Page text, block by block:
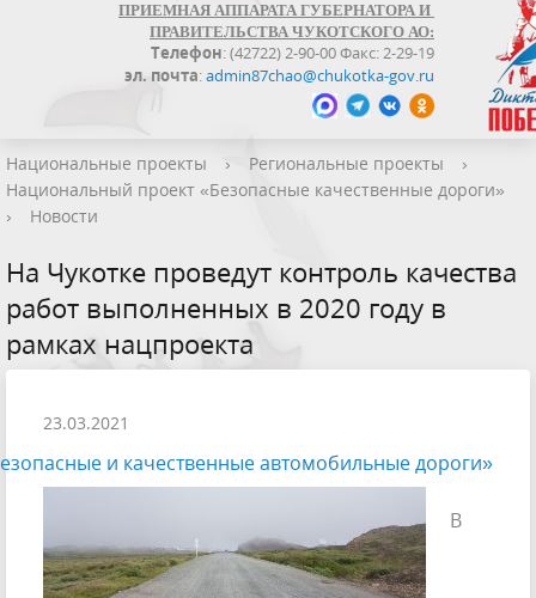
ПРИЕМНАЯ АППАРАТА ГУБЕРНАТОРА И
ПРАВИТЕЛЬСТВА ЧУКОТСКОГО АО:
Телефон: (42722) 2-90-00 Факс: 2-29-19
эл. почта:admin87chao@chukotka-gov.ru
Национальные проекты › Региональные проекты
›
Национальный проект «Безопасные качественные дороги»
›
Новости
На Чукотке проведут контроль качества
работ выполненных в 2020 году в
рамках нацпроекта
23.03.2021
и качественные автомобильные дороги»
В